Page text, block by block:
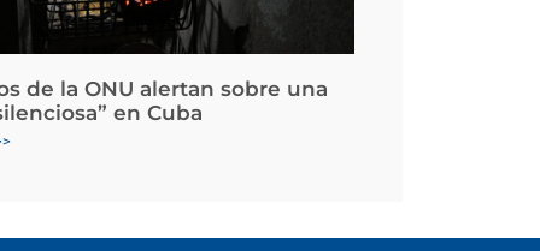
de la ONU alertan sobre una
en Cuba